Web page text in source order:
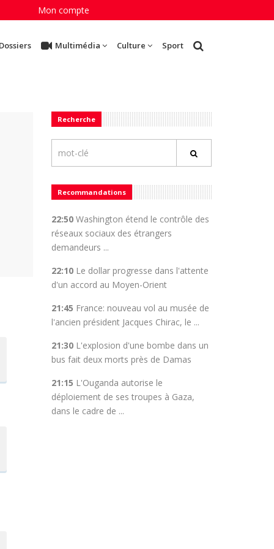
Mon compte
Multimédia Culture Sport
Recherche
Recommandations
22:50Washington étend le contrôle des
réseaux sociaux des étrangers
demandeurs ...
22:10Le dollar progresse dans l'attente
d'un accord au Moyen-Orient
21:45 France: nouveau vol au musée de
l'ancien président Jacques Chirac, le ...
21:30L'explosion d'une bombe dans un
bus fait deux morts près de Damas
21:15 L'Ouganda autorise le
déploiement de ses troupes à Gaza,
dans le cadre de ...